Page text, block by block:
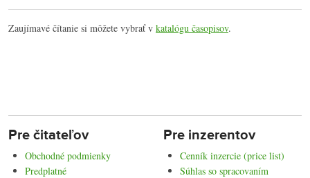
Zaujímavé čítanie si môžete vybrať v katalógu časopisov.
Pre čitateľov
Obchodné podmienky
Predplatné
Pre inzerentov
Cenník inzercie (price list)
Súhlas so spracovaním